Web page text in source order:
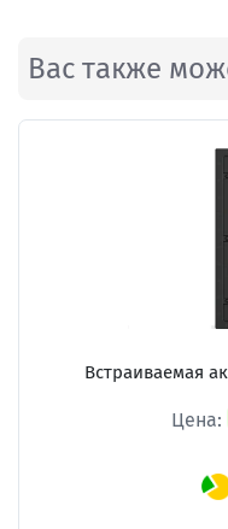
Вас также
Встраиваемая
Цена: